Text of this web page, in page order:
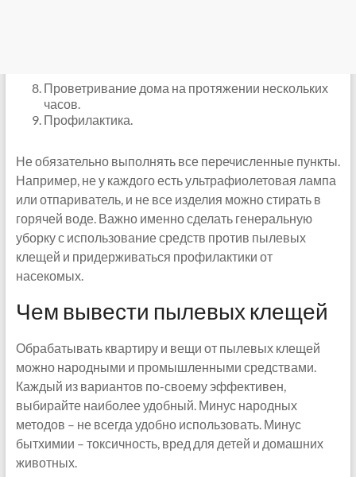
Проветривание дома на протяжении нескольких
часов.
Профилактика.
Не обязательно выполнять все перечисленные пункты.
Например, не у каждого есть ультрафиолетовая лампа
или отпариватель, и не все изделия можно стирать в
горячей воде. Важно именно сделать генеральную
уборку с использование средств против пылевых
клещей и придерживаться профилактики от
насекомых.
Чем вывести пылевых клещей
Обрабатывать квартиру и вещи от пылевых клещей
можно народными и промышленными средствами.
Каждый из вариантов по-своему эффективен,
выбирайте наиболее удобный. Минус народных
методов – не всегда удобно использовать. Минус
бытхимии – токсичность, вред для детей и домашних
животных.